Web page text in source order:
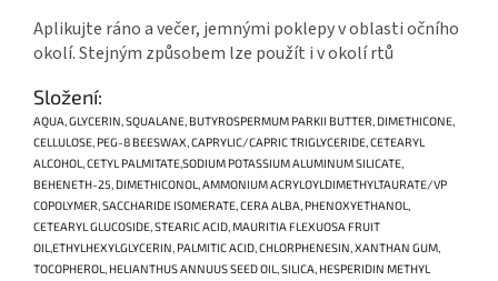
Aplikujte ráno a večer, jemnými poklepy v oblasti očního
okolí. Stejným způsobem lze použít i v okolí rtů
Složení:
AQUA, GLYCERIN, SQUALANE, BUTYROSPERMUM PARKII BUTTER, DIMETHICONE,
CELLULOSE, PEG-8 BEESWAX, CAPRYLIC/CAPRIC TRIGLYCERIDE, CETEARYL
ALCOHOL, CETYL PALMITATE,SODIUM POTASSIUM ALUMINUM SILICATE,
BEHENETH-25, DIMETHICONOL, AMMONIUM ACRYLOYLDIMETHYLTAURATE/VP
COPOLYMER, SACCHARIDE ISOMERATE, CERA ALBA, PHENOXYETHANOL,
CETEARYL GLUCOSIDE, STEARIC ACID, MAURITIA FLEXUOSA FRUIT
OIL,ETHYLHEXYLGLYCERIN, PALMITIC ACID, CHLORPHENESIN, XANTHAN GUM,
TOCOPHEROL, HELIANTHUS ANNUUS SEED OIL, SILICA, HESPERIDIN METHYL